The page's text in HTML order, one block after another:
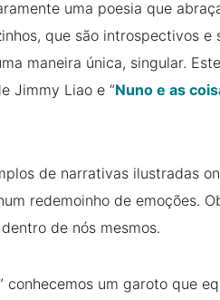
uma poesia que
que são introspectivos e
maneira única, singular.
Jimmy Liao e “Nuno e as
de narrativas ilustradas
redemoinho de emoções.
de nós mesmos.
conhecemos um garoto que